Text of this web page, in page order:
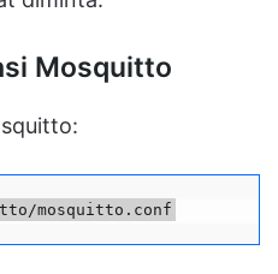
Mosquitto
mosquitto.conf